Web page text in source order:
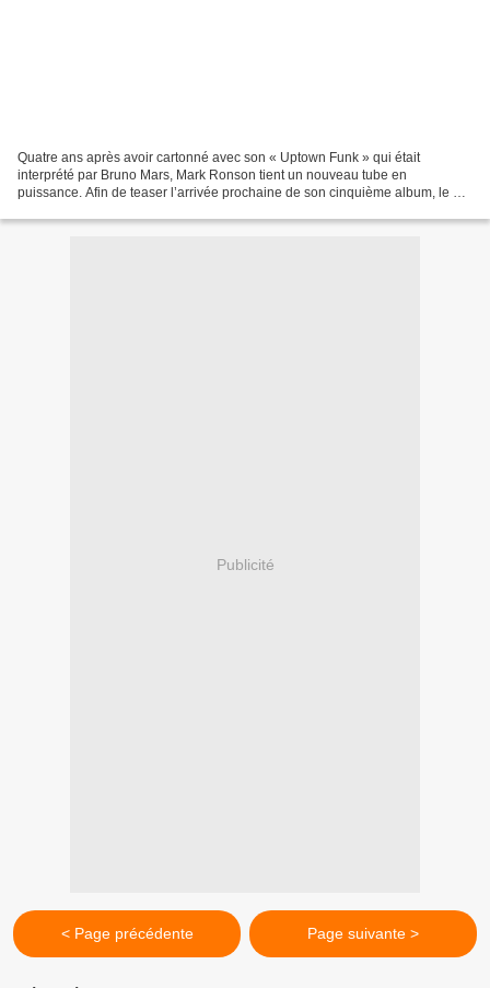
Quatre ans après avoir cartonné avec son « Uptown Funk » qui était
interprété par Bruno Mars, Mark Ronson tient un nouveau tube en
puissance. Afin de teaser l’arrivée prochaine de son cinquième album, le DJ
Publicité
< Page précédente Page suivante >